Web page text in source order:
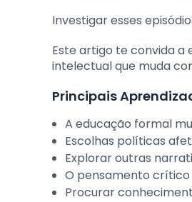
Investigar esses
Este artigo te convida a
intelectual que muda
Principais
A educação formal
Escolhas políticas
Explorar outras
O pensamento crítico
Procurar